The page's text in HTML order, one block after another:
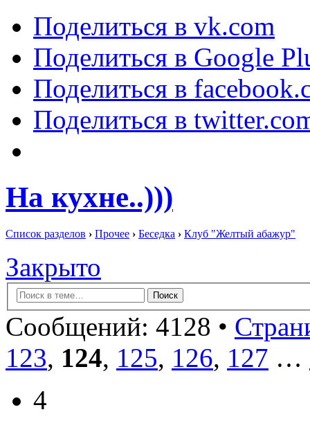
Поделиться в vk.com
Поделиться в Google
Поделиться в
Поделиться в
На кухне..)))
Список разделов › Прочее › Беседка › Клуб "Желтый абажур"
Закрыто
Сообщений: 4128 •
123, 124, 125, 126, 127 …
4